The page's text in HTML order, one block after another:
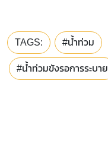
TAGS: #น้ำท่วม
#น้ำท่วมขังรอการระบาย